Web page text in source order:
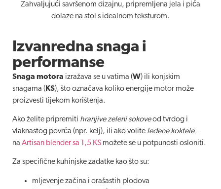
Zahvaljujući savršenom dizajnu, pripremljena jela i pića
dolaze na stol s idealnom teksturom.
Izvanredna snaga i
performanse
Snaga motora izražava se u vatima (W) ili konjskim
snagama ( KS), što označava koliko energije motor može
proizvesti tijekom korištenja.
Ako želite pripremiti hranjive zeleni sokoveod tvrdog i
vlaknastog povrća (npr. kelj), ili ako volite ledene koktele–
na Artisan blender sa 1,5 KS možete se u potpunosti osloniti.
Za specifične kuhinjske zadatke kao što su:
mljevenje začina i orašastih plodova